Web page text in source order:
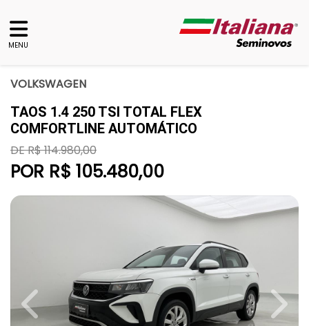
MENU
VOLKSWAGEN
TAOS 1.4 250 TSI TOTAL FLEX
COMFORTLINE AUTOMÁTICO
DE R$ 114.980,00
POR R$ 105.480,00
Previous Next